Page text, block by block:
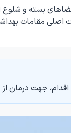
بسته و
اصلی مقامات
جهت درمان از